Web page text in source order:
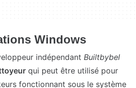
Windows
indépendant Builtbybel
qui peut être utilisé pour
fonctionnant sous le système